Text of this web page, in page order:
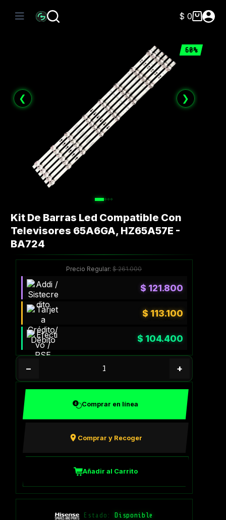
Carro
$ 0
60%
❮ ❯
Kit De Barras Led Compatible Con
Televisores 65A6GA, HZ65A57E -
BA724
Precio Regular:$261.000
$ 121.800
$ 113.100
$ 104.400
− +
Comprar en línea
Comprar y Recoger
Añadir al Carrito
Estado: Disponible